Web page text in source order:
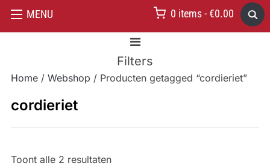
MENU 0 items - €0.00
Filters
Home/ Webshop / Producten getagged “cordieriet”
cordieriet
Toont alle 2 resultaten